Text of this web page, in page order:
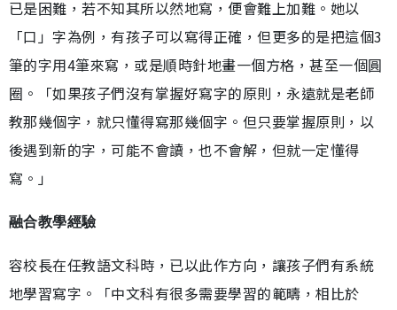
已是困難，若不知其所以然地寫，便會難上加難。她以
「口」字為例，有孩子可以寫得正確，但更多的是把這個3
筆的字用4筆來寫，或是順時針地畫一個方格，甚至一個圓
圈。「如果孩子們沒有掌握好寫字的原則，永遠就是老師
教那幾個字，就只懂得寫那幾個字。但只要掌握原則，以
後遇到新的字，可能不會讀，也不會解，但就一定懂得
寫。」
融合教學經驗
容校長在任教語文科時，已以此作方向，讓孩子們有系統
地學習寫字。「中文科有很多需要學習的範疇，相比於